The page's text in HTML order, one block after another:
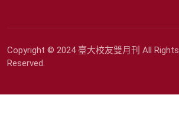
Copyright © 2024 臺大校友雙月刊 All Rights
Reserved.